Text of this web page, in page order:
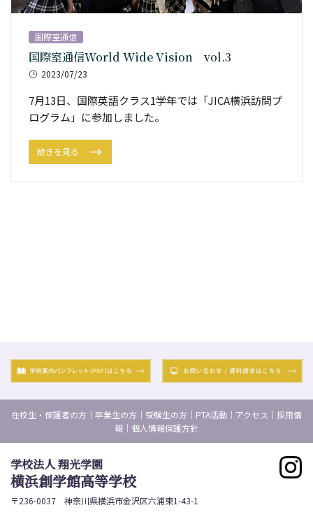
国際室通信
国際室通信World Wide Vision vol.3
2023/07/23
7月13日、国際英語クラス1学年では「JICA横浜訪問プ
ログラム」に参加しました。
続きを見る
在校生・保護者の方 ｜ 卒業生の方 ｜ 受験生の方 ｜ PTA活動 ｜ アクセス ｜ 採用情
報 ｜ 個人情報保護方針
学校法人 翔光学園
横浜創学館高等学校
〒236-0037 神奈川県横浜市金沢区六浦東1-43-1